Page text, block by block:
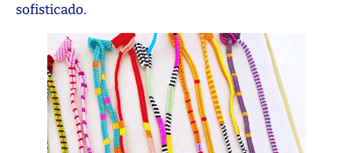
sofisticado.